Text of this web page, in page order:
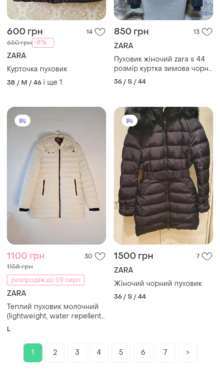
600 грн 14
650 грн -8%
ZARA
Курточка пуховик
38 / M / 46 і ще 1
850 грн 13
ZARA
Пуховик жіночий zara s 44
розмір куртка зимова чорна
коротка синтепон
36 / S / 44
1100 грн 30
1158 грн
розпродаж до 09 серп
ZARA
Теплий пуховик молочний
(lightweight, water repellent)
з термоутепленням zara
L
1500 грн 7
ZARA
Жіночий чорний пуховик
36 / S / 44
1 2 3 4 5 6 7 >